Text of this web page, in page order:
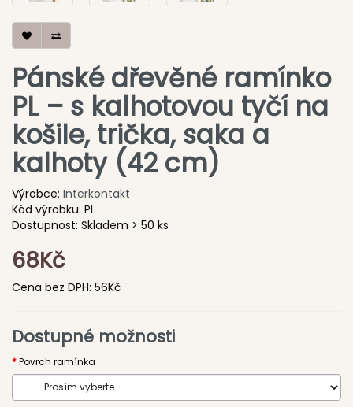
Pánské dřevěné ramínko
PL – s kalhotovou tyčí na
košile, trička, saka a
kalhoty (42 cm)
Výrobce: Interkontakt
Kód výrobku: PL
Dostupnost: Skladem > 50 ks
68Kč
Cena bez DPH: 56Kč
Dostupné možnosti
Povrch ramínka